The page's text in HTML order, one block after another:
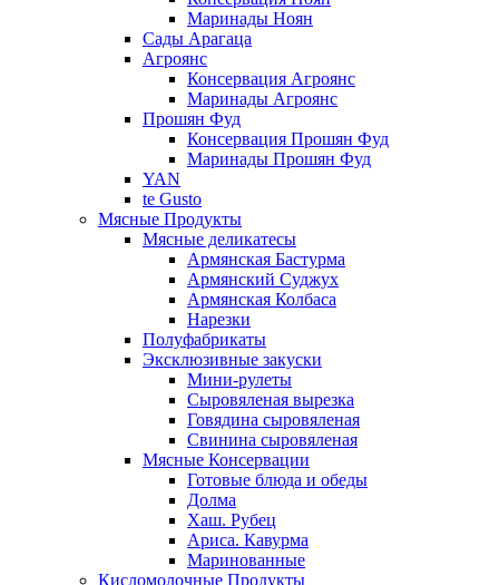
Маринады Ноян
Сады Арагаца
Агроянс
Консервация Агроянс
Маринады Агроянс
Прошян Фуд
Консервация Прошян Фуд
Маринады Прошян Фуд
YAN
te Gusto
Мясные Продукты
Мясные деликатесы
Армянская Бастурма
Армянский Суджух
Армянская Колбаса
Нарезки
Полуфабрикаты
Эксклюзивные закуски
Мини-рулеты
Сыровяленая вырезка
Говядина сыровяленая
Свинина сыровяленая
Мясные Консервации
Готовые блюда и обеды
Долма
Хаш. Рубец
Ариса. Кавурма
Маринованные
Кисломолочные Продукты